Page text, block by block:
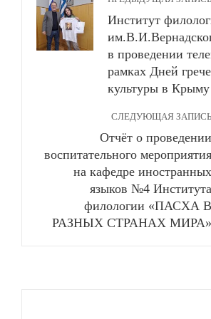
Институт
в проведении
рамках Дней
культуры в Крыму
СЛЕДУЮЩАЯ ЗАПИСЬ
Отчёт о проведении
воспитательного мероприятия
на кафедре иностранных
языков №4 Института
филологии «ПАСХА В
РАЗНЫХ СТРАНАХ МИРА»